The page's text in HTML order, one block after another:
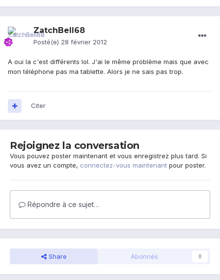
ZatchBell68
Posté(e) 28 février 2012
A oui la c'est différents lol. J'ai le même problème mais que avec
mon téléphone pas ma tablette. Alors je ne sais pas trop.
Citer
Rejoignez la conversation
Vous pouvez poster maintenant et vous enregistrez plus tard. Si
vous avez un compte, connectez-vous maintenant pour poster.
Répondre à ce sujet…
Share Abonnés 0